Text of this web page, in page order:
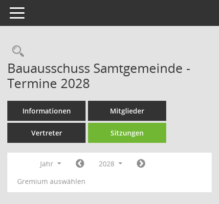
Toggle navigation
Rechercheauswahl
Bauausschuss Samtgemeinde -
Termine 2028
Informationen Mitglieder
Vertreter Sitzungen
Jahr
2028
Gremium auswählen